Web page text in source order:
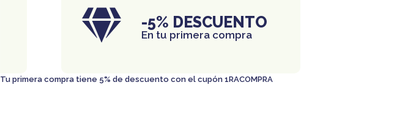
-5% DESCUENTO
En tu primera compra
Tu primera compra tiene 5% de descuento con el cupón 1RACOMPRA